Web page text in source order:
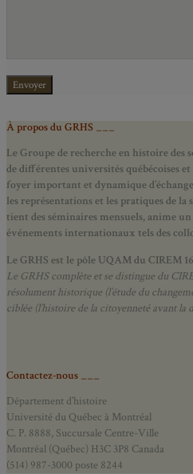
À propos du GRHS ___
Le Groupe de recherche en histoire des
de différentes universités québécoises
foyer important et dynamique
les représentations et les pratiques de la
tient des séminaires mensuels, anime
événements internationaux tels des
Le GRHS est le pôle UQAM du CIREM
Le GRHS complète et se distingue du
résolument historique (l’étude du
ciblée (l’histoire de la citoyenneté avant la
Contactez-nous ___
Département d’histoire
Université du Québec à Montréal
C. P. 8888, Succursale Centre-Ville
Montréal (Québec) H3C 3P8 Canada
(514) 987-3000 poste 8244